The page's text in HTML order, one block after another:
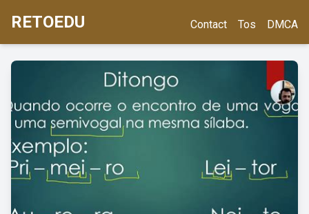
RETOEDU Contact Tos DMCA